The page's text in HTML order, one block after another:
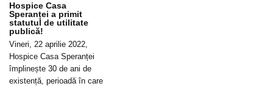
Hospice Casa
Speranței a primit
statutul de utilitate
publică!
Vineri, 22 aprilie 2022,
Hospice Casa Speranței
împlinește 30 de ani de
existență, perioadă în care